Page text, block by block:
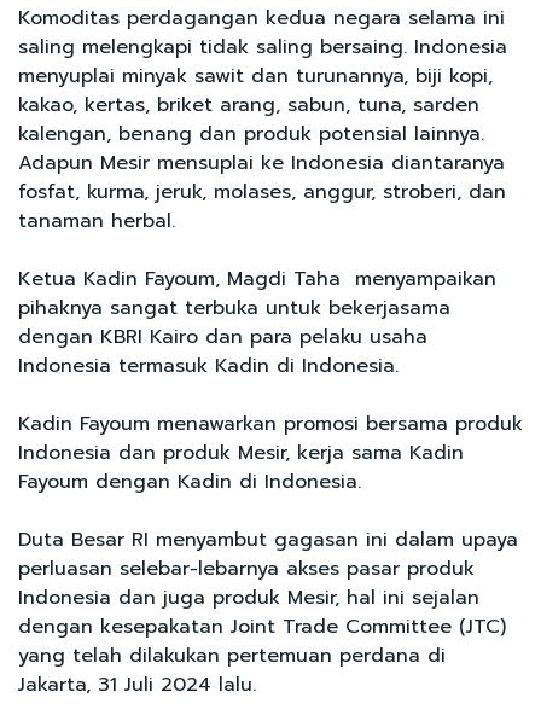
Komoditas perdagangan kedua negara selama ini
saling melengkapi tidak saling bersaing. Indonesia
menyuplai minyak sawit dan turunannya, biji kopi,
kakao, kertas, briket arang, sabun, tuna, sarden
kalengan, benang dan produk potensial lainnya.
Adapun Mesir mensuplai ke Indonesia diantaranya
fosfat, kurma, jeruk, molases, anggur, stroberi, dan
tanaman herbal.
Ketua Kadin Fayoum, Magdi Taha menyampaikan
pihaknya sangat terbuka untuk bekerjasama
dengan KBRI Kairo dan para pelaku usaha
Indonesia termasuk Kadin di Indonesia.
Kadin Fayoum menawarkan promosi bersama produk
Indonesia dan produk Mesir, kerja sama Kadin
Fayoum dengan Kadin di Indonesia.
Duta Besar RI menyambut gagasan ini dalam upaya
perluasan selebar-lebarnya akses pasar produk
Indonesia dan juga produk Mesir, hal ini sejalan
dengan kesepakatan Joint Trade Committee (JTC)
yang telah dilakukan pertemuan perdana di
Jakarta, 31 Juli 2024 lalu.